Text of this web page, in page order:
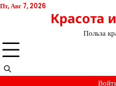
Перейти
Пт, Авг 7, 2026
Красота
Польза